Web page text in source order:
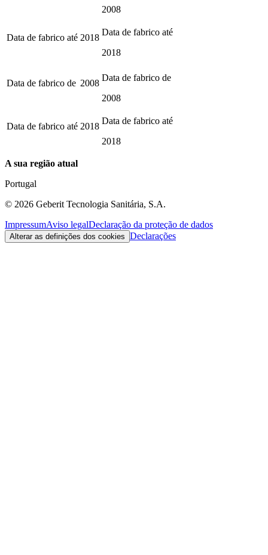
2008
Data de fabrico até 2018
Data de fabrico até
2018
Data de fabrico de 2008
Data de fabrico de
2008
Data de fabrico até 2018
Data de fabrico até
2018
A sua região atual
Portugal
© 2026 Geberit Tecnologia Sanitária, S.A.
ImpressumAviso legalDeclaração da proteção de dados
Alterar as definições dos cookies Declarações